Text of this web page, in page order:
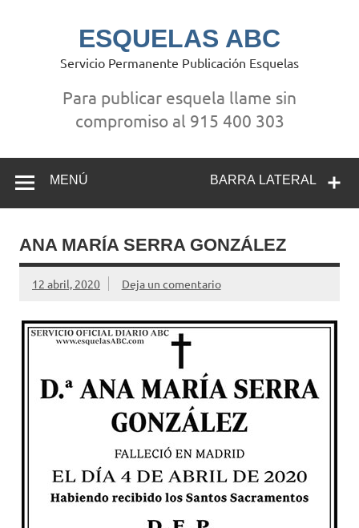
ESQUELAS ABC
Servicio Permanente Publicación Esquelas
Para publicar esquela llame sin
compromiso al 915 400 303
BARRA LATERAL
MENÚ
ANA MARÍA SERRA GONZÁLEZ
12 abril, 2020 Deja un comentario